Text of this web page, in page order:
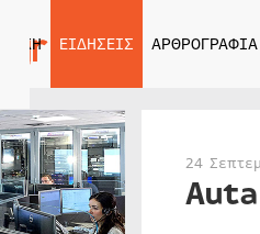
ΕΙΔΗΣΕΙΣ ΑΡΘΡΟΓΡΑΦΙΑ
24